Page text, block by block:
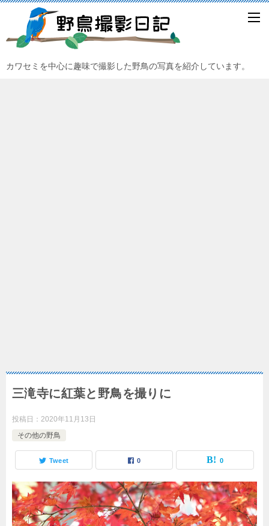
カワセミを中心に趣味で撮影した野鳥の写真を紹介しています。
三滝寺に紅葉と野鳥を撮りに
投稿日： 2020年11月13日
その他の野鳥
Tweet 0 0